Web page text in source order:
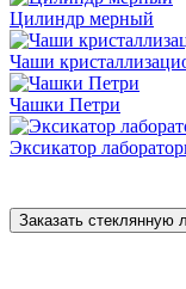
Цилиндр мерный
Чаши
Чашки Петри
Эксикатор
Заказать стеклянную